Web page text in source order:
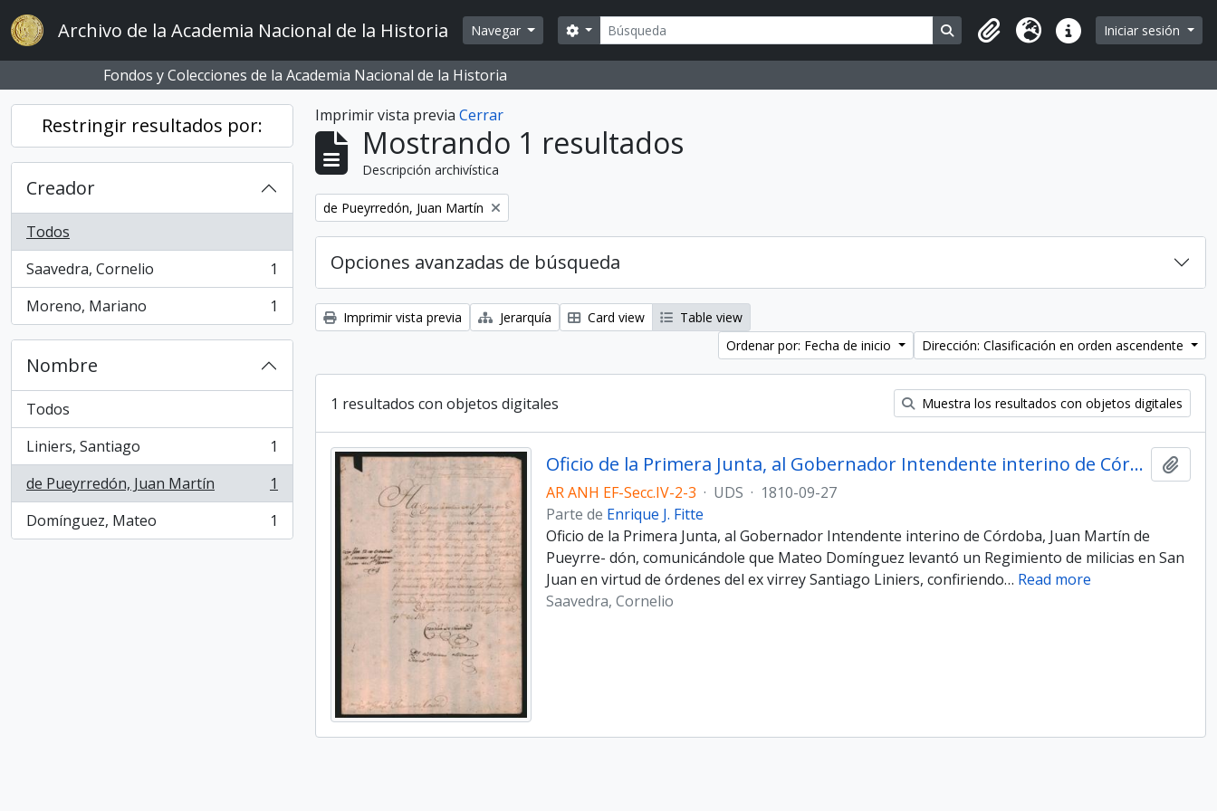
Skip to main content
Archivo de la Academia Nacional de la Historia Navegar Búsqueda
Search options Search in browse page
Portapapeles
Idioma Enlaces rápidos
Iniciar sesión
Fondos y Colecciones de la Academia Nacional de la Historia
Restringir resultados por:
Creador
Todos
Saavedra, Cornelio
, 1 resultados
1
Moreno, Mariano
, 1 resultados 1
Nombre
Todos
Liniers, Santiago
, 1 resultados
1
de Pueyrredón, Juan Martín
, 1 resultados
1
Domínguez, Mateo
, 1 resultados 1
Imprimir vista previa Cerrar
Mostrando 1 resultados
Descripción archivística
Remove filter:
de Pueyrredón, Juan Martín
Opciones avanzadas de búsqueda
Imprimir vista previa Jerarquía Card view
Table view
Ordenar por: Fecha de inicio
Dirección: Clasificación en orden ascendente
1 resultados con objetos digitales Muestra los resultados con objetos digitales
Oficio de la Primera Junta, al Gobernador Intendente interino de Córdoba, Juan Martín de Pueyrredón
AR ANH EF-Secc.IV-2-3 · UDS · 1810-09-27
Parte de Enrique J. Fitte
Oficio de la Primera Junta, al Gobernador Intendente interino de Córdoba, Juan Martín de
Pueyrre- dón, comunicándole que Mateo Domínguez levantó un Regimiento de milicias en San
Juan en virtud de órdenes del ex virrey Santiago Liniers, confiriendo… Read more
Saavedra, Cornelio